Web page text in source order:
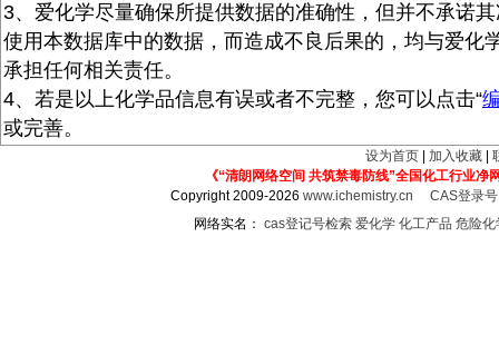
3、爱化学尽量确保所提供数据的准确性，但并不承诺
使用本数据库中的数据，而造成不良后果的，均与爱化
承担任何相关责任。
4、若是以上化学品信息有误或者不完整，您可以点击“
或完善。
设为首页 加入收藏
《“清朗网络空间 共筑禁毒防线”全国化工行业净
Copyright 2009-2026www.ichemistry.cn
CAS登录
网络实名： cas登记号检索 爱化学 化工产品 危险化